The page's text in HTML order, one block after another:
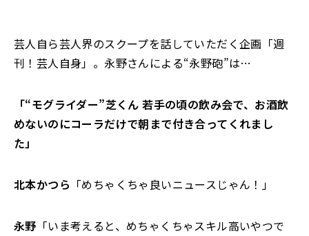
芸人自ら芸人界のスクープを話していただく企画「週
刊！芸人自身」。永野さんによる“永野砲”は…
「“モグライダー”芝くん 若手の頃の飲み会で、お酒飲
めないのにコーラだけで朝まで付き合ってくれまし
た」
北本かつら 「めちゃくちゃ良いニュースじゃん！」
永野 「いま考えると、めちゃくちゃスキル高いやつで